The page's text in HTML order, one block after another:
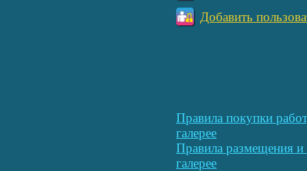
Добавить
Правила покупки
галерее
Правила размещения
галерее